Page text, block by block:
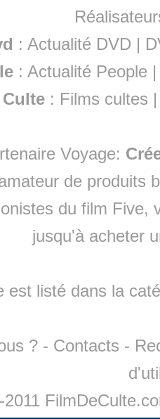
: Actualité DVD |
:Actualité People
Culte : Films cultes
Voyage:
de produits
du film Five,
jusqu'à acheter
est listé dans la
? - Contacts -